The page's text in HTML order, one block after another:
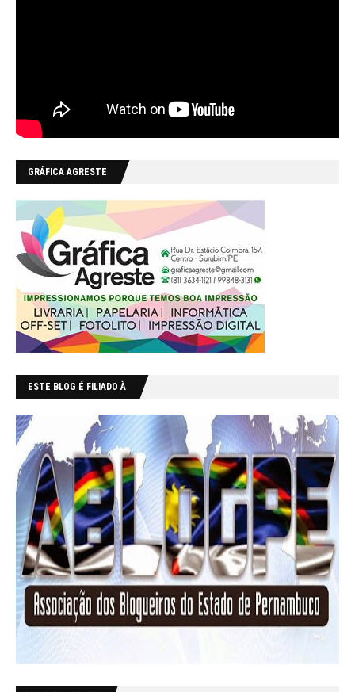
GRÁFICA AGRESTE
ESTE BLOG É FILIADO À